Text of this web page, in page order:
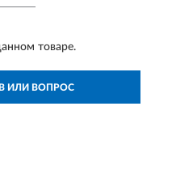
товаре.
ИЛИ ВОПРОС